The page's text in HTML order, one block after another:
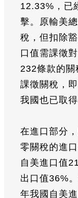
12.33%，已
擊。原輸美
稅，但扣除
口值需課徵
232條款的關
課徵關稅，
我國也已取
在進口部分
零關稅的進
自美進口值
出口值36%
年我國自美